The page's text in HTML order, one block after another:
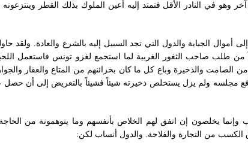
في النادر الأقل فتمتد إليه أعين الملوك بذلك القطر وينتزعونه
أموال الجباية والدول التي تجد السبيل إليه بالشرع والعادة‏.‏ ولقد
من طلب صاحب الثغور الغربية لما استجمع لغزو تونس فاستعمل
والذخيرة وباع كل ما كان بخزائنهم من المتاع والعقار
ولم يزل يستخلص ذخيرته شيئاً فشيئاً بالتعريض إلى أن حصل
وإنما يخلصون إن اتفق لهم الخلاص بأنفسهم وما يتوهمونة من
الكسب من التجارة والفلاحة‏.‏ والدول أنساب لكن‏:‏